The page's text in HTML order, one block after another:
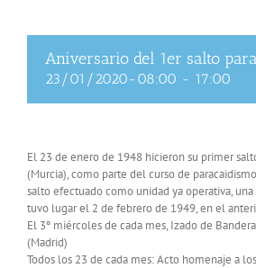
Aniversario del 1er salto
23/01/2020-08:00 - 17:00
El 23 de enero de 1948 hicieron su primer
(Murcia), como parte del curso de
salto efectuado como unidad ya operativa,
tuvo lugar el 2 de febrero de 1949, en el
El 3º miércoles de cada mes, Izado de
(Madrid)
Todos los 23 de cada mes: Acto homenaje a